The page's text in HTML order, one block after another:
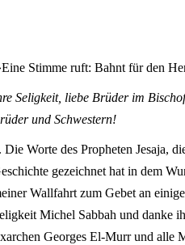
Stimme ruft: Bahnt für den
Seligkeit, liebe Brüder im
und Schwestern!
Die Worte des Propheten Jesaja,
gezeichnet hat in dem
Wallfahrt zum Gebet an
Michel Sabbah und danke
Georges El-Murr und alle